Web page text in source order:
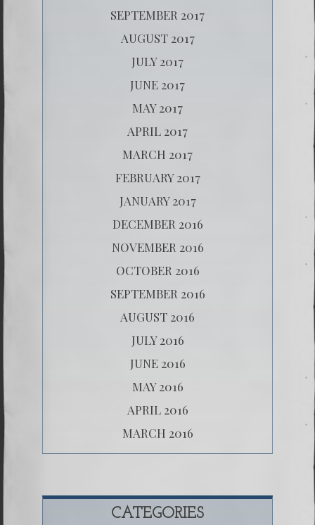
SEPTEMBER 2017
AUGUST 2017
JULY 2017
JUNE 2017
MAY 2017
APRIL 2017
MARCH 2017
FEBRUARY 2017
JANUARY 2017
DECEMBER 2016
NOVEMBER 2016
OCTOBER 2016
SEPTEMBER 2016
AUGUST 2016
JULY 2016
JUNE 2016
MAY 2016
APRIL 2016
MARCH 2016
CATEGORIES